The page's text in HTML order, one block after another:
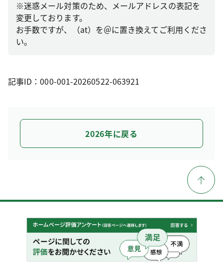
※迷惑メール対策のため、メールアドレスの表記を
変更しております。
お手数ですが、（at）を＠に置き換えてご利用くださ
い。
記事ID：000-001-20260522-063921
2026年に戻る